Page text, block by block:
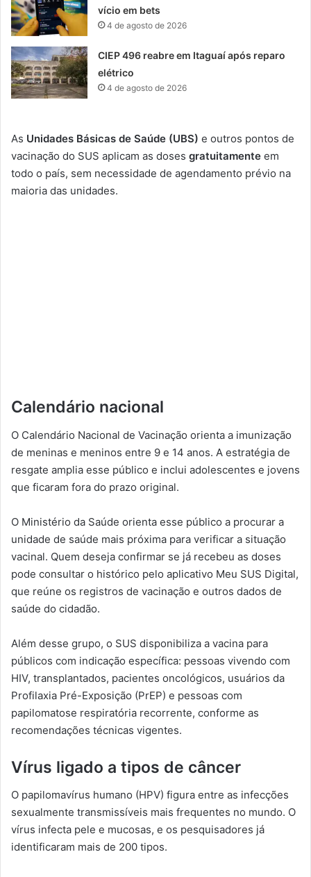
vício em bets
4 de agosto de 2026
CIEP 496 reabre em Itaguaí após reparo
elétrico
4 de agosto de 2026
As Unidades Básicas de Saúde (UBS) e outros pontos de
vacinação do SUS aplicam as doses gratuitamente em
todo o país, sem necessidade de agendamento prévio na
maioria das unidades.
Calendário nacional
O Calendário Nacional de Vacinação orienta a imunização
de meninas e meninos entre 9 e 14 anos. A estratégia de
resgate amplia esse público e inclui adolescentes e jovens
que ficaram fora do prazo original.
O Ministério da Saúde orienta esse público a procurar a
unidade de saúde mais próxima para verificar a situação
vacinal. Quem deseja confirmar se já recebeu as doses
pode consultar o histórico pelo aplicativo Meu SUS Digital,
que reúne os registros de vacinação e outros dados de
saúde do cidadão.
Além desse grupo, o SUS disponibiliza a vacina para
públicos com indicação específica: pessoas vivendo com
HIV, transplantados, pacientes oncológicos, usuários da
Profilaxia Pré-Exposição (PrEP) e pessoas com
papilomatose respiratória recorrente, conforme as
recomendações técnicas vigentes.
Vírus ligado a tipos de câncer
O papilomavírus humano (HPV) figura entre as infecções
sexualmente transmissíveis mais frequentes no mundo. O
vírus infecta pele e mucosas, e os pesquisadores já
identificaram mais de 200 tipos.